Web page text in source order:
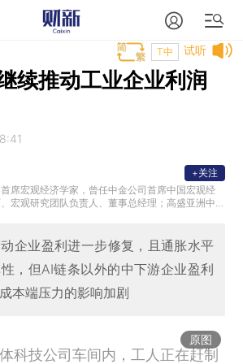
试听
T中
续推动工业企业利润
席宏观经济学家，曾任中金公司首席中国宏观经
宏观研究团队负责人、董事总经理；高盛亚洲中
+关注
企业盈利进一步修复，且通胀水平
，但AI链条以外的中下游企业盈利
本端压力的影响加剧
原图
科技公司车间内，工人正在赶制